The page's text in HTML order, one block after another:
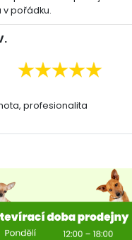
pořádku.
profesionalita